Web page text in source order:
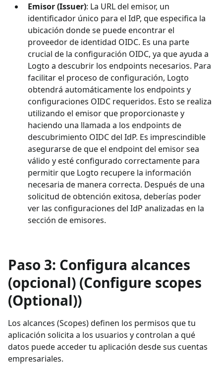
Emisor (Issuer): La URL del emisor, un
identificador único para el IdP, que especifica la
ubicación donde se puede encontrar el
proveedor de identidad OIDC. Es una parte
crucial de la configuración OIDC, ya que ayuda a
Logto a descubrir los endpoints necesarios. Para
facilitar el proceso de configuración, Logto
obtendrá automáticamente los endpoints y
configuraciones OIDC requeridos. Esto se realiza
utilizando el emisor que proporcionaste y
haciendo una llamada a los endpoints de
descubrimiento OIDC del IdP. Es imprescindible
asegurarse de que el endpoint del emisor sea
válido y esté configurado correctamente para
permitir que Logto recupere la información
necesaria de manera correcta. Después de una
solicitud de obtención exitosa, deberías poder
ver las configuraciones del IdP analizadas en la
sección de emisores.
Paso 3: Configura alcances
(opcional) (Configure scopes
(Optional))
Los alcances (Scopes) definen los permisos que tu
aplicación solicita a los usuarios y controlan a qué
datos puede acceder tu aplicación desde sus cuentas
empresariales.